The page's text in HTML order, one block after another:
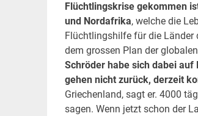
Flüchtlingskrise gekommen
und Nordafrika, welche die
Flüchtlingshilfe für die Länder
dem grossen Plan der
Schröder habe sich dabei
gehen nicht zurück, derzeit
Griechenland, sagt er. 4000
sagen. Wenn jetzt schon der